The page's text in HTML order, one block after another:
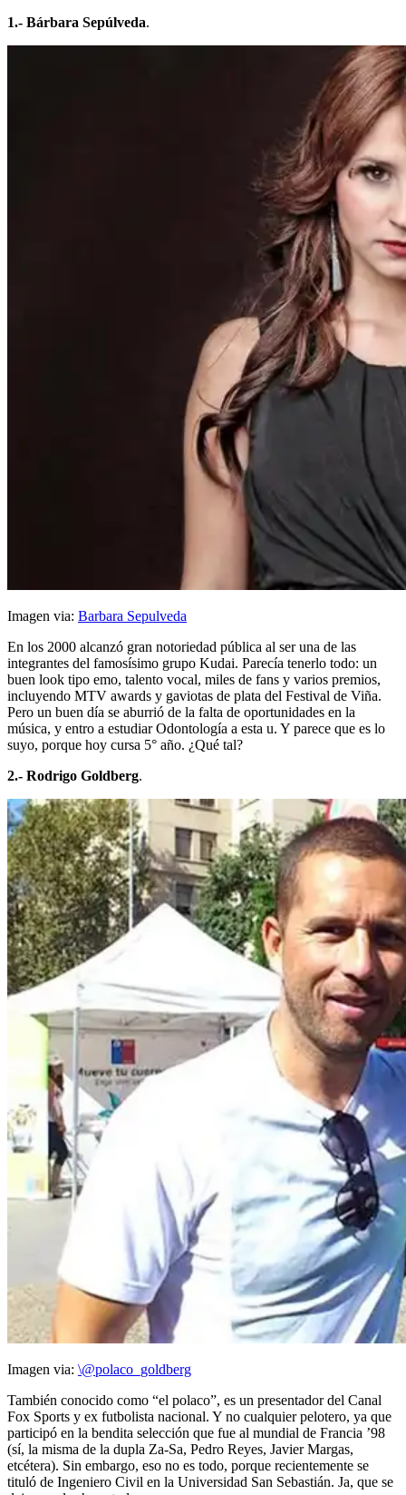
1.- Bárbara Sepúlveda.
Imagen via: Barbara Sepulveda
En los 2000 alcanzó gran notoriedad pública al ser una de las
integrantes del famosísimo grupo Kudai. Parecía tenerlo todo: un
buen look tipo emo, talento vocal, miles de fans y varios premios,
incluyendo MTV awards y gaviotas de plata del Festival de Viña.
Pero un buen día se aburrió de la falta de oportunidades en la
música, y entro a estudiar Odontología a esta u. Y parece que es lo
suyo, porque hoy cursa 5° año. ¿Qué tal?
2.- Rodrigo Goldberg.
Imagen via: \@polaco_goldberg
También conocido como “el polaco”, es un presentador del Canal
Fox Sports y ex futbolista nacional. Y no cualquier pelotero, ya que
participó en la bendita selección que fue al mundial de Francia ’98
(sí, la misma de la dupla Za-Sa, Pedro Reyes, Javier Margas,
etcétera). Sin embargo, eso no es todo, porque recientemente se
tituló de Ingeniero Civil en la Universidad San Sebastián. Ja, que se